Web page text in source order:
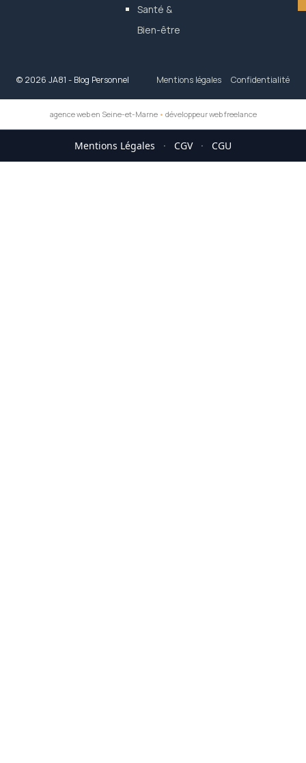
Santé &
Bien-être
© 2026 JA81 - Blog Personnel Mentions légales Confidentialité
agence web en Seine-et-Marne• développeur web freelance
Mentions Légales · CGV · CGU